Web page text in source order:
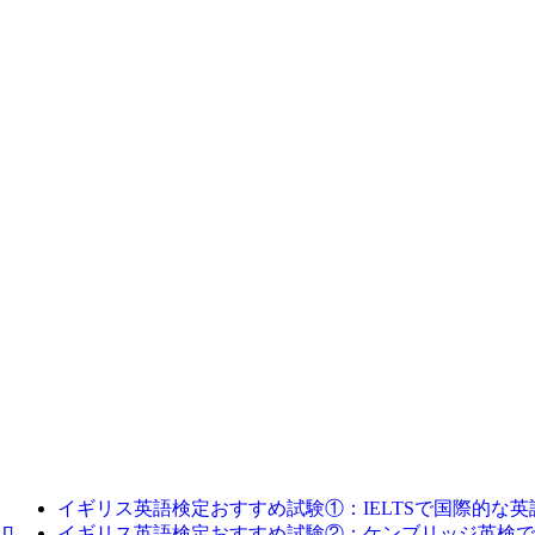
イギリス英語検定おすすめ試験①：IELTSで国際的な英